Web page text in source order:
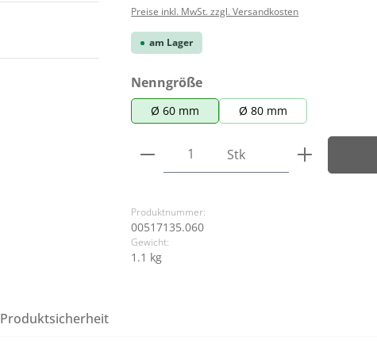
Preise inkl. MwSt. zzgl. Versandkosten
am Lager
Nenngrößeauswählen
Ø 60 mm Ø 80 mm
Produkt Anzahl: Gib den
Stk
Produktnummer:
00517135.060
Gewicht:
1.1 kg
Produktsicherheit